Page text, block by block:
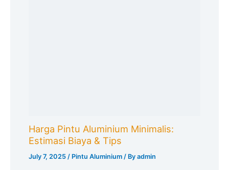
Harga Pintu Aluminium Minimalis:
Estimasi Biaya & Tips
July 7, 2025/ Pintu Aluminium / Byadmin